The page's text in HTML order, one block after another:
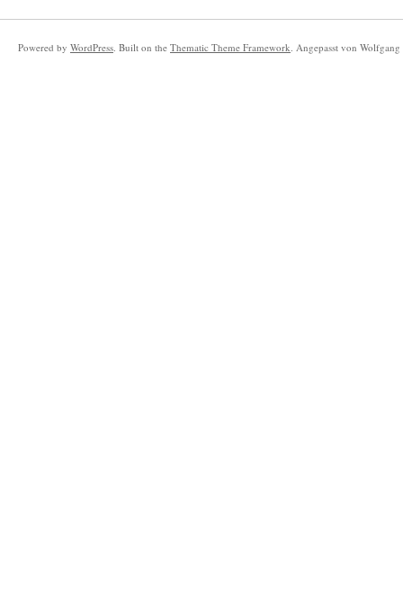
Powered by WordPress. Built on the Thematic Theme Framework. Angepasst von